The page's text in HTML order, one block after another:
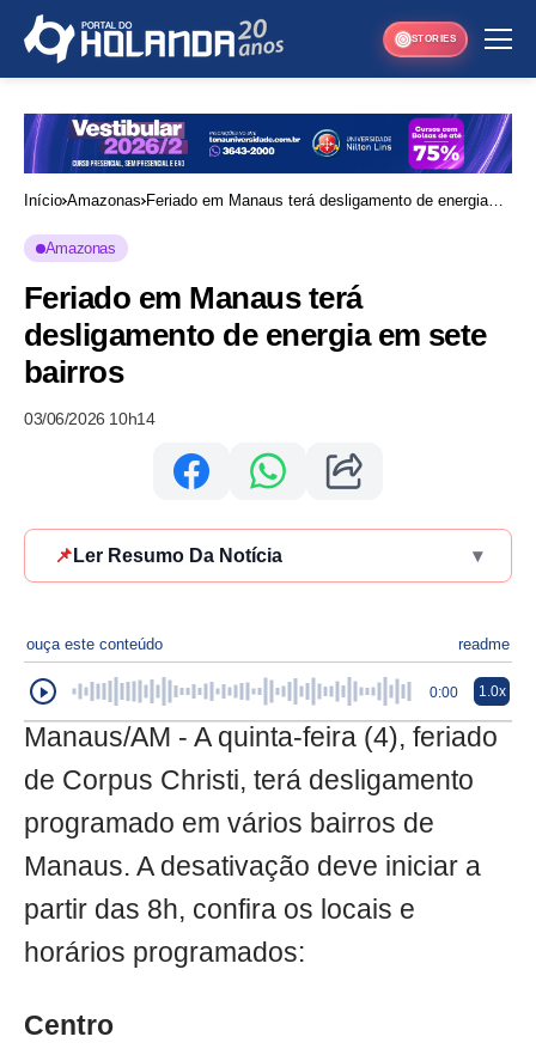
STORIES
Início Amazonas Feriado em Manaus terá desligamento de energia
Amazonas
Feriado em Manaus terá
desligamento de energia em sete
bairros
03/06/2026 10h14
📌 Ler Resumo Da Notícia ▾
ouça este conteúdo readme
0:00 1.0x
Manaus/AM - A quinta-feira (4), feriado
de Corpus Christi, terá desligamento
programado em vários bairros de
Manaus. A desativação deve iniciar a
partir das 8h, confira os locais e
horários programados:
Centro